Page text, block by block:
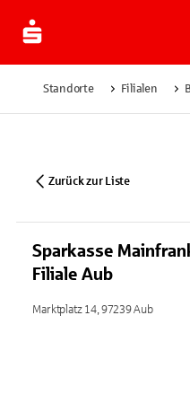
Standorte Filialen
Zurück zur Liste
Sparkasse
Filiale Aub
Marktplatz 14, 97239 Aub